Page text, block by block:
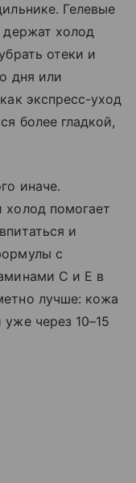
Гелевые
держат холод
отеки и
дня или
экспресс-уход
более гладкой,
иначе.
холод помогает
и
с
С и Е в
лучше: кожа
через 10–15